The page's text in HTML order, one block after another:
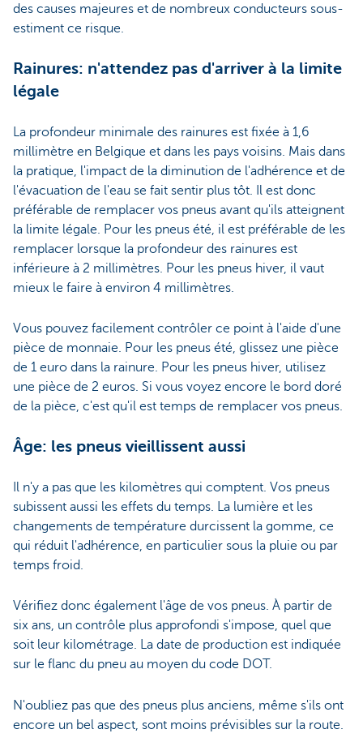
des causes majeures et de nombreux conducteurs sous-
estiment ce risque.
Rainures: n'attendez pas d'arriver à la limite
légale
La profondeur minimale des rainures est fixée à 1,6
millimètre en Belgique et dans les pays voisins. Mais dans
la pratique, l'impact de la diminution de l'adhérence et de
l'évacuation de l'eau se fait sentir plus tôt. Il est donc
préférable de remplacer vos pneus avant qu'ils atteignent
la limite légale. Pour les pneus été, il est préférable de les
remplacer lorsque la profondeur des rainures est
inférieure à 2 millimètres. Pour les pneus hiver, il vaut
mieux le faire à environ 4 millimètres.
Vous pouvez facilement contrôler ce point à l'aide d'une
pièce de monnaie. Pour les pneus été, glissez une pièce
de 1 euro dans la rainure. Pour les pneus hiver, utilisez
une pièce de 2 euros. Si vous voyez encore le bord doré
de la pièce, c'est qu'il est temps de remplacer vos pneus.
Âge: les pneus vieillissent aussi
Il n'y a pas que les kilomètres qui comptent. Vos pneus
subissent aussi les effets du temps. La lumière et les
changements de température durcissent la gomme, ce
qui réduit l'adhérence, en particulier sous la pluie ou par
temps froid.
Vérifiez donc également l'âge de vos pneus. À partir de
six ans, un contrôle plus approfondi s'impose, quel que
soit leur kilométrage. La date de production est indiquée
sur le flanc du pneu au moyen du code DOT.
N'oubliez pas que des pneus plus anciens, même s'ils ont
encore un bel aspect, sont moins prévisibles sur la route.